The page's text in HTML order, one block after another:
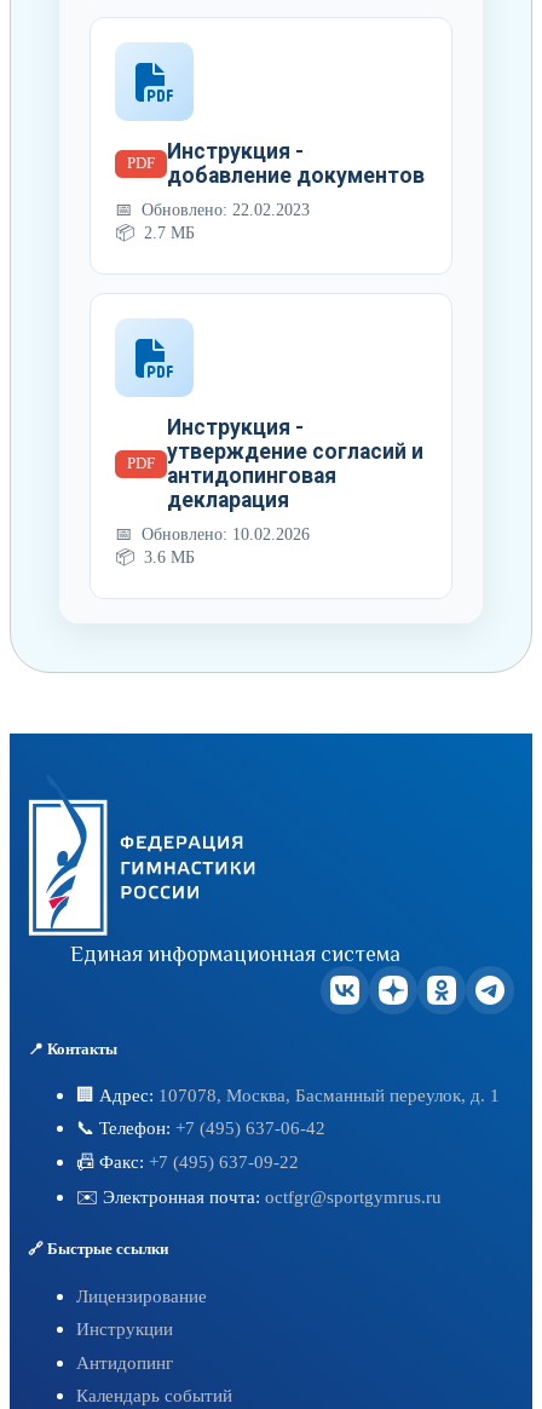
PDF
Инструкция -
добавление документов
Обновлено: 22.02.2023
2.7 МБ
PDF
Инструкция -
утверждение согласий и
антидопинговая
декларация
Обновлено: 10.02.2026
3.6 МБ
Единая информационная система
📍 Контакты
🏢 Адрес: 107078, Москва, Басманный переулок, д. 1
📞 Телефон: +7 (495) 637-06-42
📠 Факс: +7 (495) 637-09-22
✉️ Электронная почта: octfgr@sportgymrus.ru
🔗 Быстрые ссылки
Лицензирование
Инструкции
Антидопинг
Календарь событий